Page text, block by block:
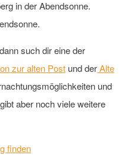
such dir eine der
zur alten Post und derAlte
und
aber noch viele weitere
finden